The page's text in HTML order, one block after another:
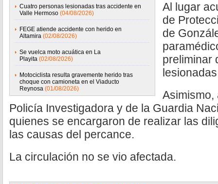
Cuatro personas lesionadas tras accidente en
Valle Hermoso (04/08/2026)
FEGE atiende accidente con herido en
Altamira (02/08/2026)
Se vuelca moto acuática en La
Playita (02/08/2026)
Motociclista resulta gravemente herido tras
choque con camioneta en el Viaducto
Reynosa (01/08/2026)
Al lugar
de
de
preliminar
Asimismo,
Policía Investigadora y de la Guardia
quienes se encargaron de realizar las
las causas del percance.
La circulación no se vio afectada.